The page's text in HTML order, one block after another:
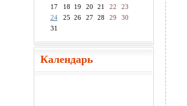
17
18 19 20 21 22
23
24
25 26 27 28 29
30
31
Календарь